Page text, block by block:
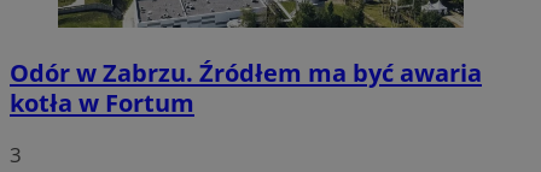
Odór w Zabrzu. Źródłem ma być awaria
kotła w Fortum
3